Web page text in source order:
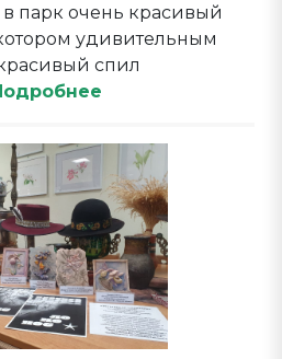
в парк очень красивый
удивительным
спил